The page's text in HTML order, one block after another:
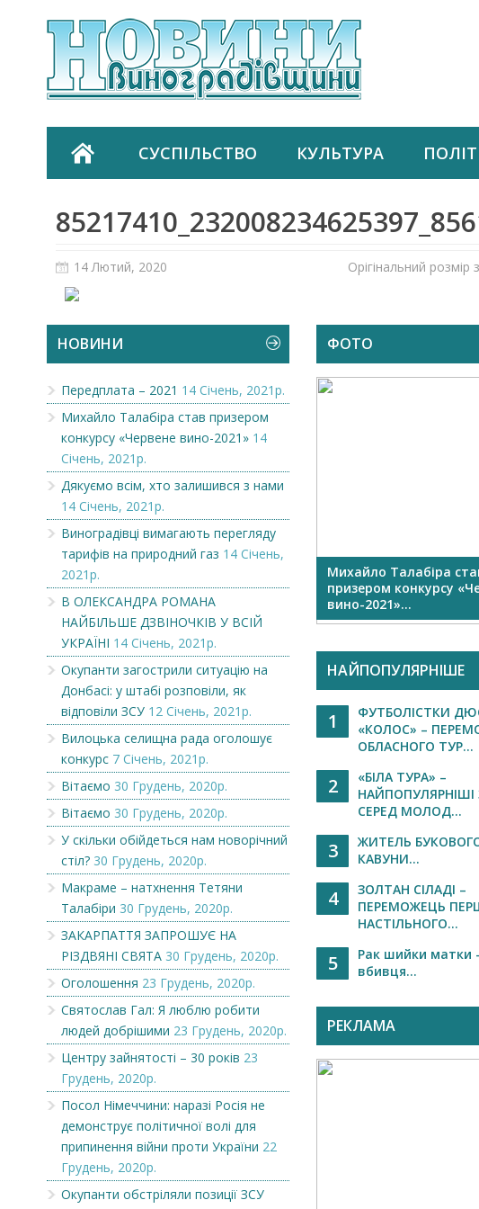
СУСПІЛЬСТВО КУЛЬТУРА
14 Лютий, 2020 Орігінальний
НОВИНИ
Передплата – 2021 14 Січень, 2021р.
Михайло Талабіра став призером
конкурсу «Червене вино-2021» 14
Січень, 2021р.
Дякуємо всім, хто залишився з нами
14 Січень, 2021р.
Виноградівці вимагають перегляду
тарифів на природний газ 14 Січень,
2021р.
В ОЛЕКСАНДРА РОМАНА
НАЙБІЛЬШЕ ДЗВІНОЧКІВ У ВСІЙ
УКРАЇНІ 14 Січень, 2021р.
Окупанти загострили ситуацію на
Донбасі: у штабі розповіли, як
відповіли ЗСУ 12 Січень, 2021р.
Вилоцька селищна рада оголошує
конкурс 7 Січень, 2021р.
Вітаємо 30 Грудень, 2020р.
Вітаємо 30 Грудень, 2020р.
У скільки обійдеться нам новорічний
стіл? 30 Грудень, 2020р.
Макраме – натхнення Тетяни
Талабіри 30 Грудень, 2020р.
ЗАКАРПАТТЯ ЗАПРОШУЄ НА
РІЗДВЯНІ СВЯТА 30 Грудень, 2020р.
Оголошення 23 Грудень, 2020р.
Святослав Гал: Я люблю робити
людей добрішими 23 Грудень, 2020р.
Центру зайнятості – 30 років 23
Грудень, 2020р.
Посол Німеччини: наразі Росія не
демонструє політичної волі для
припинення війни проти України 22
Грудень, 2020р.
Окупанти обстріляли позиції ЗСУ
ФОТО
Передплата – 2021
Михайло Талабіра
призером конкурсу
вино-2021»...
НАЙПОПУЛЯРНІШЕ
1
ФУТБОЛІСТКИ
«КОЛОС» –
ОБЛАСНОГО ТУР...
2
«БІЛА ТУРА» –
НАЙПОПУЛЯРНІШІ
СЕРЕД МОЛОД...
3
ЖИТЕЛЬ
КАВУНИ...
4
ЗОЛТАН СІЛАДІ –
ПЕРЕМОЖЕЦЬ
НАСТІЛЬНОГО...
5
Рак шийки матки
вбивця...
РЕКЛАМА